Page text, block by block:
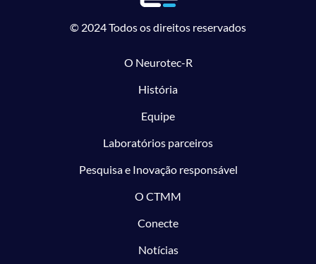
© 2024 Todos os direitos reservados
O Neurotec-R
História
Equipe
Laboratórios parceiros
Pesquisa e Inovação responsável
O CTMM
Conecte
Notícias